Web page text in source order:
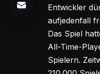
Entwickler
aufjedenfall
Das Spiel
All-Time-
Spielern.